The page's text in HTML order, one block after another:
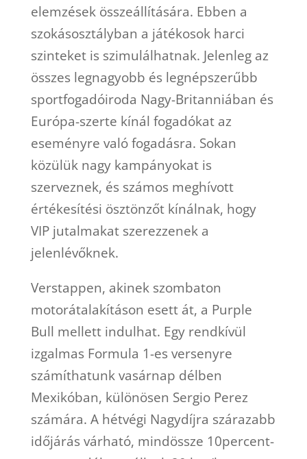
elemzések összeállítására. Ebben a
szokásosztályban a játékosok harci
szinteket is szimulálhatnak. Jelenleg az
összes legnagyobb és legnépszerűbb
sportfogadóiroda Nagy-Britanniában és
Európa-szerte kínál fogadókat az
eseményre való fogadásra. Sokan
közülük nagy kampányokat is
szerveznek, és számos meghívott
értékesítési ösztönzőt kínálnak, hogy
VIP jutalmakat szerezzenek a
jelenlévőknek.
Verstappen, akinek szombaton
motorátalakításon esett át, a Purple
Bull mellett indulhat. Egy rendkívül
izgalmas Formula 1-es versenyre
számíthatunk vasárnap délben
Mexikóban, különösen Sergio Perez
számára. A hétvégi Nagydíjra szárazabb
időjárás várható, mindössze 10percent-